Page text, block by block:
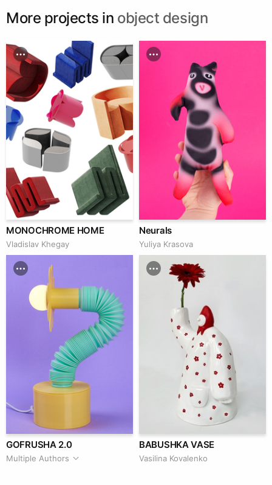
More projects in object design
MONOCHROME HOME
Vladislav Khegay
Neurals
Yuliya Krasova
GOFRUSHA 2.0
Multiple Authors
BABUSHKA VASE
Vasilina Kovalenko